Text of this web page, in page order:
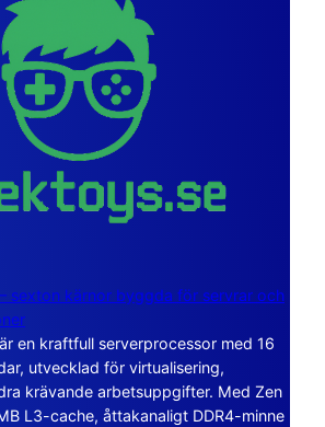
sexton kärnor byggda för servrar och
en kraftfull serverprocessor med 16
utvecklad för virtualisering,
krävande arbetsuppgifter. Med Zen
L3-cache, åttakanaligt DDR4-minne